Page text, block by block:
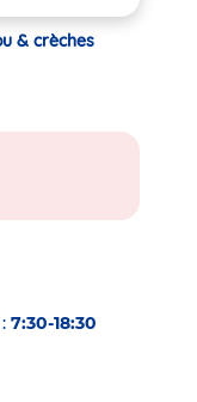
& crèches
7:30-18:30